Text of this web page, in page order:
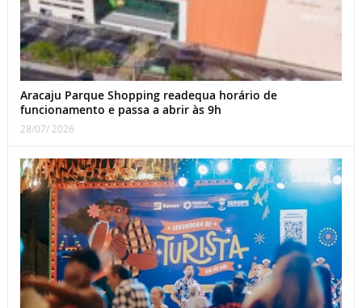
Aracaju Parque Shopping readequa horário de
funcionamento e passa a abrir às 9h
28/07/ 2026